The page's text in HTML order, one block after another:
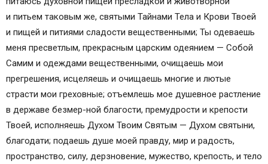
и питьем таковым же, святыми Тайнами Тела и Крови Твоей
и пищей и питиями сладости вещественными; Ты одеваешь
меня пресветлым, прекрасным царским одеянием — Собой
Самим и одеждами вещественными, очищаешь мои
прегрешения, исцеляешь и очищаешь многие и лютые
страсти мои греховные; отъемлешь мое душевное растление
в державе безмер-ной благости, премудрости и крепости
Твоей, исполняешь Духом Твоим Святым — Духом святыни,
благодати; подаешь душе моей правду, мир и радость,
пространство, силу, дерзновение, мужество, крепость, и тело